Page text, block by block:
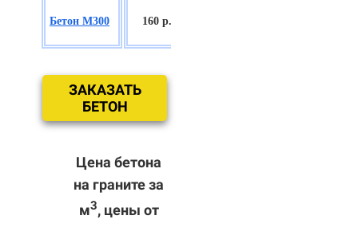
Бетон М300 160 р.
ЗАКАЗАТЬ
БЕТОН
Цена бетона
на граните за
м3, цены от